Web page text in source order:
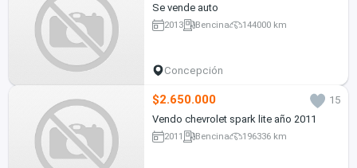
Se vende auto
2013 Bencina 144000 km
Concepción
$2.650.000
15
Vendo chevrolet spark lite año 2011
2011 Bencina 196336 km